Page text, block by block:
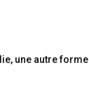
une autre forme